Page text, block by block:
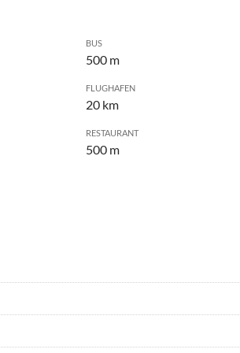
BUS
500 m
FLUGHAFEN
20 km
RESTAURANT
500 m
• Joggen